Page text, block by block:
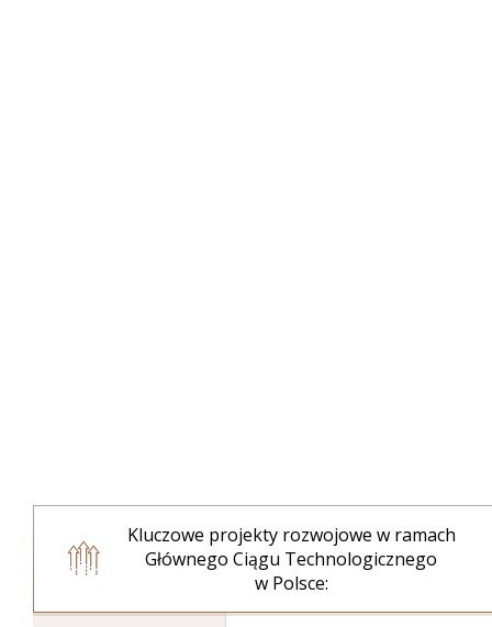
Kluczowe projekty rozwojowe w ramach
Głównego Ciągu Technologicznego
w Polsce: